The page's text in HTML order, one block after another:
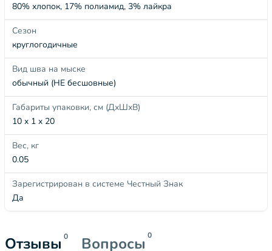
80% хлопок, 17% полиамид, 3% лайкра
Сезон
круглогодичные
Вид шва на мыске
обычный (НЕ бесшовные)
Габариты упаковки, см (ДхШхВ)
10 x 1 x 20
Вес, кг
0.05
Зарегистрирован в системе Честный Знак
Да
Отзывы 0 Вопросы 0